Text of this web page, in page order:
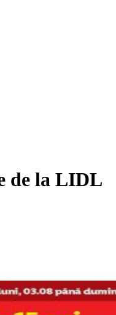
de la LIDL